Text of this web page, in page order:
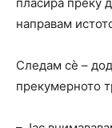
направам
Следам сè –
прекумерното